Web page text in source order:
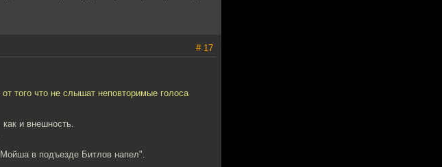
# 17
того что не слышат неповторимые голоса
как и внешность.
в подъезде Битлов напел".